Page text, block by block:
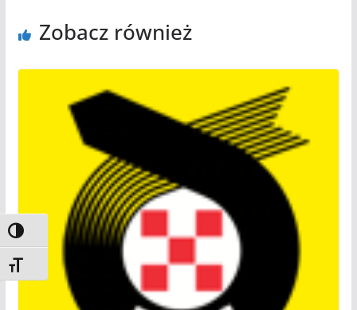
Toggle High Contrast
Toggle Font size
Zobacz również